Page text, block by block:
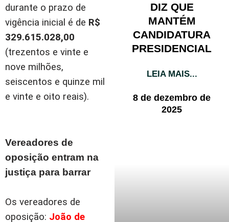
durante o prazo de
vigência inicial é de R$
329.615.028,00
(trezentos e vinte e
nove milhões,
seiscentos e quinze mil
e vinte e oito reais).
Vereadores de
oposição entram na
justiça para barrar
Os vereadores de
oposição: João de
DIZ QUE
MANTÉM
CANDIDATURA
PRESIDENCIAL
LEIA MAIS...
8 de dezembro de
2025